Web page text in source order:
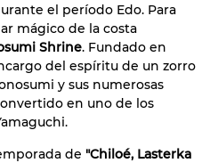
el período Edo. Para
mágico de la costa
Shrine. Fundado en
del espíritu de un zorro
y sus numerosas
en uno de los
de "Chiloé, Lasterka